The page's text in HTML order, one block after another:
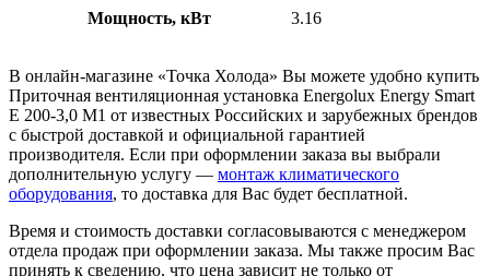
Мощность, кВт 3.16
В онлайн-магазине «Точка Холода» Вы можете удобно купить
Приточная вентиляционная установка Energolux Energy Smart
E 200-3,0 M1 от известных Российских и зарубежных брендов
с быстрой доставкой и официальной гарантией
производителя. Если при оформлении заказа вы выбрали
дополнительную услугу — монтаж климатического
оборудования, то доставка для Вас будет бесплатной.
Время и стоимость доставки согласовываются с менеджером
отдела продаж при оформлении заказа. Мы также просим Вас
принять к сведению, что цена зависит не только от